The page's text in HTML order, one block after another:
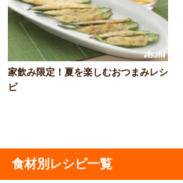
家飲み限定！夏を楽しむおつまみレシ
ピ
食材別レシピ一覧